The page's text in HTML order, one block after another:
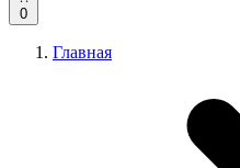
0
Главная